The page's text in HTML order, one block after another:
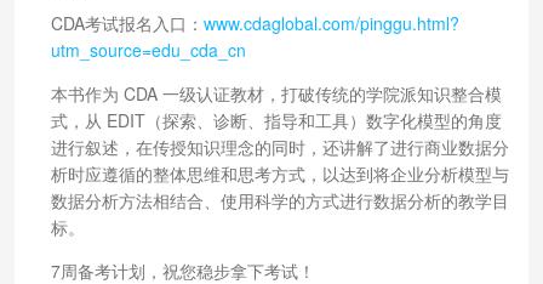
CDA考试报名入口： www.cdaglobal.com/pinggu.html?
utm_source=edu_cda_cn
本书作为 CDA 一级认证教材，打破传统的学院派知识整合模
式，从 EDIT（探索、诊断、指导和工具）数字化模型的角度
进行叙述，在传授知识理念的同时，还讲解了进行商业数据分
析时应遵循的整体思维和思考方式，以达到将企业分析模型与
数据分析方法相结合、使用科学的方式进行数据分析的教学目
标。
7周备考计划，祝您稳步拿下考试！